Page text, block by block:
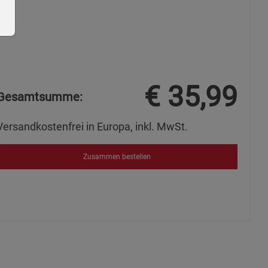
€ 35,99
in Europa, inkl. MwSt.
Zusammen bestellen
Gruppe